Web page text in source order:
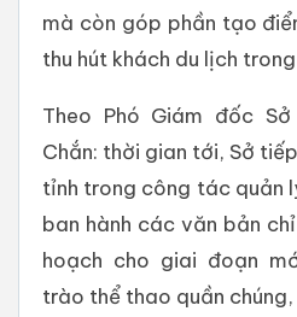
mà còn góp phần tạo
thu hút khách du lịch
Theo Phó Giám đốc
Chắn: thời gian tới, Sở
tỉnh trong công tác quản
ban hành các văn bản
hoạch cho giai đoạn
trào thể thao quần